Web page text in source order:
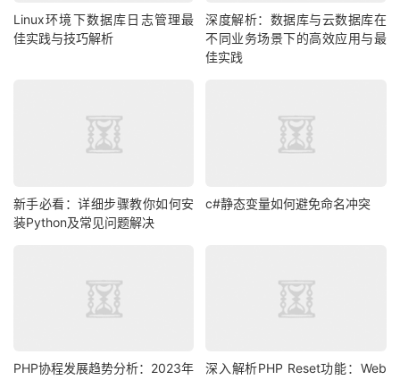
Linux环境下数据库日志管理最
佳实践与技巧解析
深度解析：数据库与云数据库在
不同业务场景下的高效应用与最
佳实践
新手必看：详细步骤教你如何安
装Python及常见问题解决
c#静态变量如何避免命名冲突
PHP协程发展趋势分析：2023年
深入解析PHP Reset功能：Web